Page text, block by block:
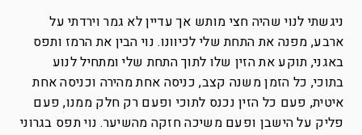
ניגשתי לנוי שהיה חצי מותש אך עדיין לא גמר וירדתי על
ארבע, מפנה את התחת שלי לכיוונו. נוי הבין את הרמז ותפס
באגני, תוקע את הזין שלו לתוך התחת שלי ומתחיל לנוע
בתוכי, כל הזמן משנה קצב, כניסה אחת מהירה וכניסה אחת
איטית, פעם כל הזין נכנס לתוכי ופעם רק חלק ממנו, פעם
פליק על הישבן ופעם משיכה חזקה מהשיער. נוי תפס בגרוני